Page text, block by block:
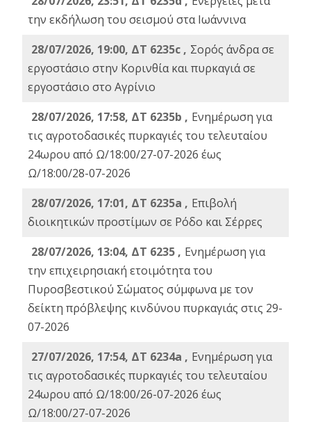
την εκδήλωση του σεισμού στα Ιωάννινα
28/07/2026, 19:00, ΔΤ 6235c , Σορός άνδρα σε
εργοστάσιο στην Κορινθία και πυρκαγιά σε
εργοστάσιο στο Αγρίνιο
28/07/2026, 17:58, ΔΤ 6235b , Ενημέρωση για
τις αγροτοδασικές πυρκαγιές του τελευταίου
24ωρου από Ω/18:00/27-07-2026 έως
Ω/18:00/28-07-2026
28/07/2026, 17:01, ΔΤ 6235a , Eπιβολή
διοικητικών προστίμων σε Ρόδο και Σέρρες
28/07/2026, 13:04, ΔΤ 6235 , Ενημέρωση για
την επιχειρησιακή ετοιμότητα του
Πυροσβεστικού Σώματος σύμφωνα με τον
δείκτη πρόβλεψης κινδύνου πυρκαγιάς στις 29-
07-2026
27/07/2026, 17:54, ΔΤ 6234a , Ενημέρωση για
τις αγροτοδασικές πυρκαγιές του τελευταίου
24ωρου από Ω/18:00/26-07-2026 έως
Ω/18:00/27-07-2026